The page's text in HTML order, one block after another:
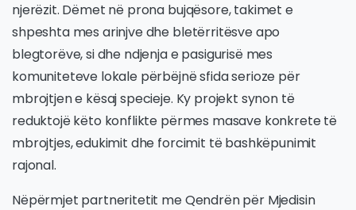
njerëzit. Dëmet në prona bujqësore, takimet e
shpeshta mes arinjve dhe bletërritësve apo
blegtorëve, si dhe ndjenja e pasigurisë mes
komuniteteve lokale përbëjnë sfida serioze për
mbrojtjen e kësaj specieje. Ky projekt synon të
reduktojë këto konflikte përmes masave konkrete të
mbrojtjes, edukimit dhe forcimit të bashkëpunimit
rajonal.
Nëpërmjet partneritetit me Qendrën për Mjedisin